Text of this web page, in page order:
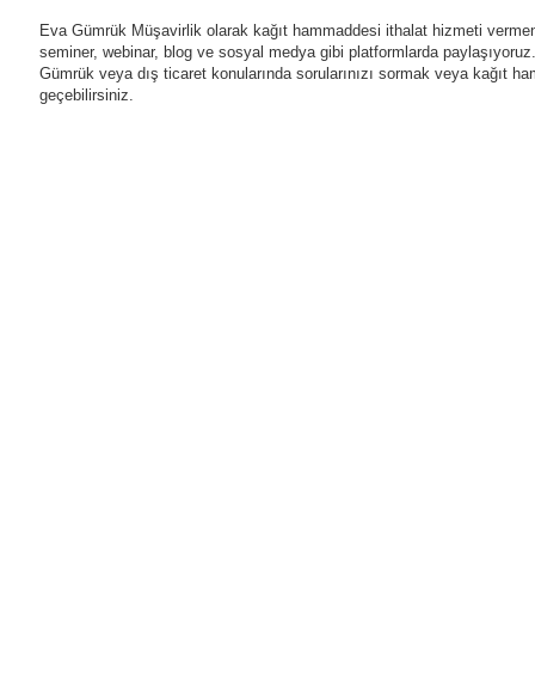
Eva Gümrük Müşavirlik olarak kağıt hammaddesi ithalat hizmeti
seminer, webinar, blog ve sosyal medya gibi platformlarda
Gümrük veya dış ticaret konularında sorularınızı sormak veya kağıt
geçebilirsiniz.